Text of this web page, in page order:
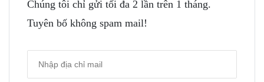
Chúng tôi chỉ gửi tối đa 2 lần trên 1 tháng.
Tuyên bố không spam mail!